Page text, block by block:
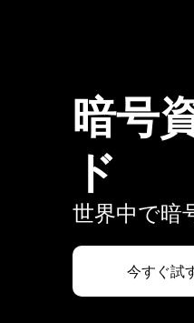
暗号
ド
世界中で暗
今すぐ試